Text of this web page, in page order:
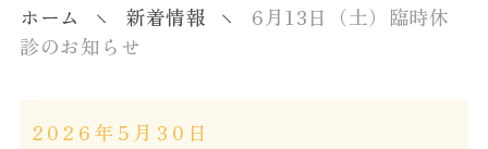
ホーム 新着情報
6月13日（土）臨時休
診のお知らせ
2026年5月30日